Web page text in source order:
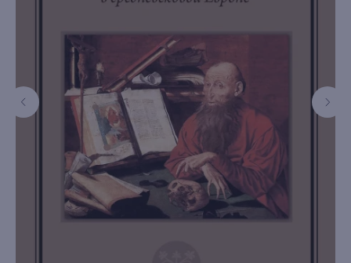
книжный интернет-магазин из
Петербурга